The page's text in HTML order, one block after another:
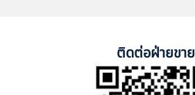
ติดต่อฝ่ายขาย